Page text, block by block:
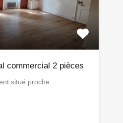
commercial 2 pièces
situé proche…